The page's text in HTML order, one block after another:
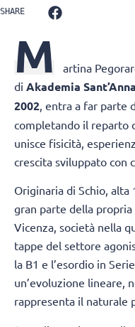
SHARE
M artina
di Akademia Sant’Anna
2002, entra a far parte
completando il reparto
unisce fisicità,
crescita sviluppato con
Originaria di Schio,
gran parte della
Vicenza, società nella
tappe del settore
la B1 e l’esordio in
un’evoluzione lineare,
rappresenta il naturale